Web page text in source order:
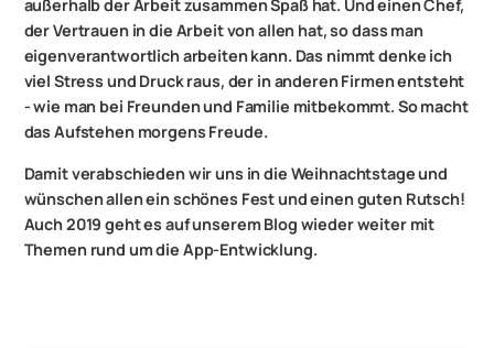
außerhalb der Arbeit zusammen Spaß hat. Und einen Chef,
der Vertrauen in die Arbeit von allen hat, so dass man
eigenverantwortlich arbeiten kann. Das nimmt denke ich
viel Stress und Druck raus, der in anderen Firmen entsteht
- wie man bei Freunden und Familie mitbekommt. So macht
das Aufstehen morgens Freude.
Damit verabschieden wir uns in die Weihnachtstage und
wünschen allen ein schönes Fest und einen guten Rutsch!
Auch 2019 geht es auf unserem Blog wieder weiter mit
Themen rund um die App-Entwicklung.